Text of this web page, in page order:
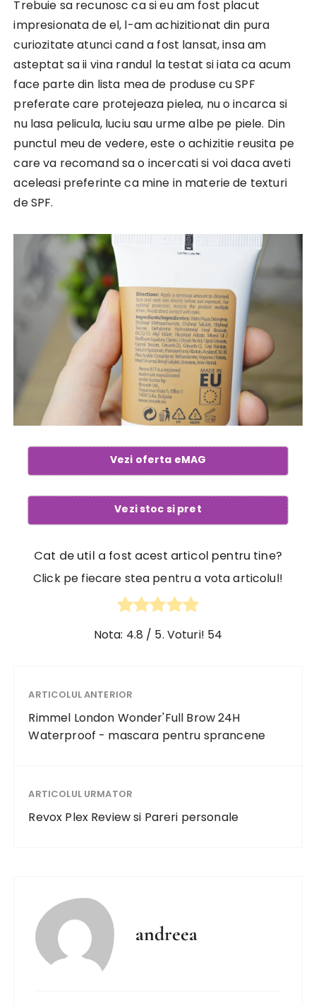
Trebuie sa recunosc ca si eu am fost placut
impresionata de el, l-am achizitionat din pura
curiozitate atunci cand a fost lansat, insa am
asteptat sa ii vina randul la testat si iata ca acum
face parte din lista mea de produse cu SPF
preferate care protejeaza pielea, nu o incarca si
nu lasa pelicula, luciu sau urme albe pe piele. Din
punctul meu de vedere, este o achizitie reusita pe
care va recomand sa o incercati si voi daca aveti
aceleasi preferinte ca mine in materie de texturi
de SPF.
Vezi oferta eMAG
Vezi stoc si pret
Cat de util a fost acest articol pentru tine?
Click pe fiecare stea pentru a vota articolul!
Nota: 4.8 / 5. Voturi! 54
ARTICOLUL ANTERIOR
Rimmel London Wonder'Full Brow 24H
Waterproof - mascara pentru sprancene
ARTICOLUL URMATOR
Revox Plex Review si Pareri personale
andreea